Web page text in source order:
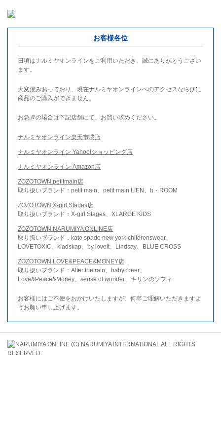
お客様各位
日頃はナルミヤオンラインをご利用いただき、誠にありがとうござい
ます。
大変混みあっており、現在ナルミヤオンラインへのアクセスならびに
商品のご購入ができません。
お急ぎの場合は下記店舗にて、お買い求めください。
ナルミヤオンライン楽天市場店
ナルミヤオンライン Yahoo!ショッピング店
ナルミヤオンライン Amazon店
ZOZOTOWN petitmain店
取り扱いブランド：petit main、petit main LIEN、b・ROOM
ZOZOTOWN X-girl Stages店
取り扱いブランド：X-girl Stages、XLARGE KIDS
ZOZOTOWN NARUMIYA ONLINE店
取り扱いブランド：kate spade new york childrenswear、
LOVETOXIC、kladskap、by loveit、Lindsay、BLUE CROSS
ZOZOTOWN LOVE&PEACE&MONEY店
取り扱いブランド：After the rain、babycheer、
Love&Peace&Money、sense of wonder、キリンのソフィ
お客様にはご不便をおかけいたしますが、何卒ご理解いただきますよ
うお願い申し上げます。